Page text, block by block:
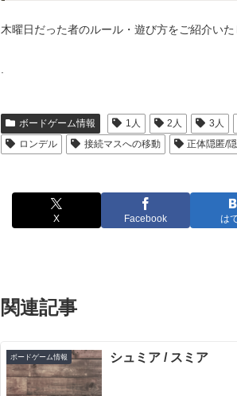
木曜日だった者のルール・遊び方をご紹介いた
.
ボードゲーム情報 1人 2人 3人
ロンデル
接続マスへの移動 正体隠匿/
X Facebook は
関連記事
ボードゲーム情報 シュミア / スミア